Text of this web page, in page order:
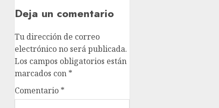
Deja un comentario
Tu dirección de correo
electrónico no será publicada.
Los campos obligatorios están
marcados con *
Comentario *